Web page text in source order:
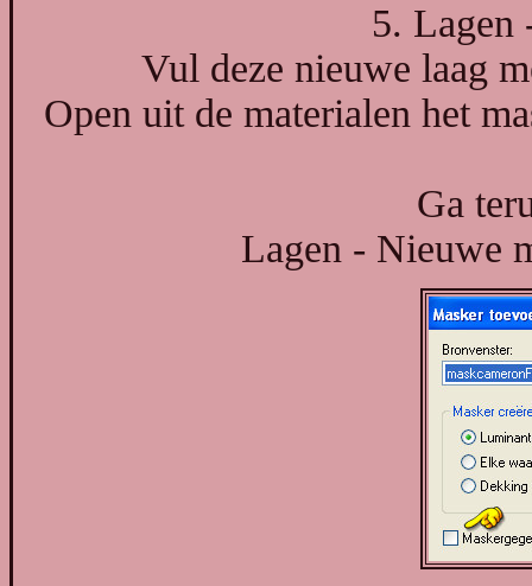
5. Lagen
Vul deze nieuwe laag
Open uit de materialen het
Ga
Lagen - Nieuwe